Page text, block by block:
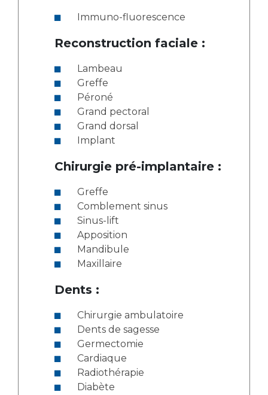
Immuno-fluorescence
Reconstruction faciale :
Lambeau
Greffe
Péroné
Grand pectoral
Grand dorsal
Implant
Chirurgie pré-implantaire :
Greffe
Comblement sinus
Sinus-lift
Apposition
Mandibule
Maxillaire
Dents :
Chirurgie ambulatoire
Dents de sagesse
Germectomie
Cardiaque
Radiothérapie
Diabète